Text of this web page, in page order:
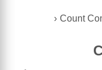
Count